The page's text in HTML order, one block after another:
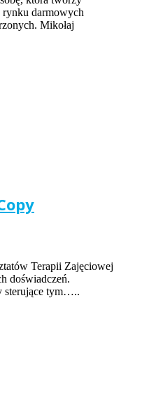
rynku darmowych
Mikołaj
Terapii Zajęciowej
doświadczeń.
sterujące tym…..